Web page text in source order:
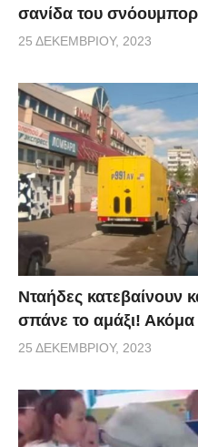
σανίδα του
25 ΔΕΚΕΜΒΡΊΟΥ, 2023
Νταήδες κατεβαίνουν
σπάνε το αμάξι! Ακόμα
25 ΔΕΚΕΜΒΡΊΟΥ, 2023